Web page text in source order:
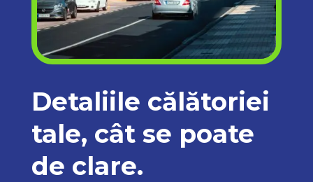
Detaliile călătoriei
tale, cât se poate
de clare.